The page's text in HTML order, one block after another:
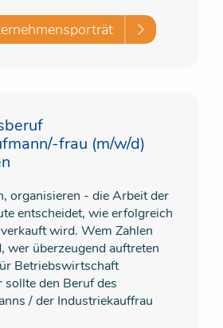
frau (m/w/d)
organisieren - die Arbeit der
entscheidet, wie erfolgreich
wird. Wem Zahlen
wer überzeugend auftreten
Betriebswirtschaft
sollte den Beruf des
/ der Industriekauffrau